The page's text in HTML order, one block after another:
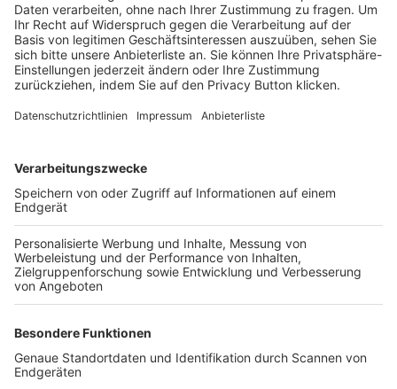
Trainerbörse
Login SpielPlus
FOLGE DEM BFV
TOP-VEREINE
TOP-PARTNER